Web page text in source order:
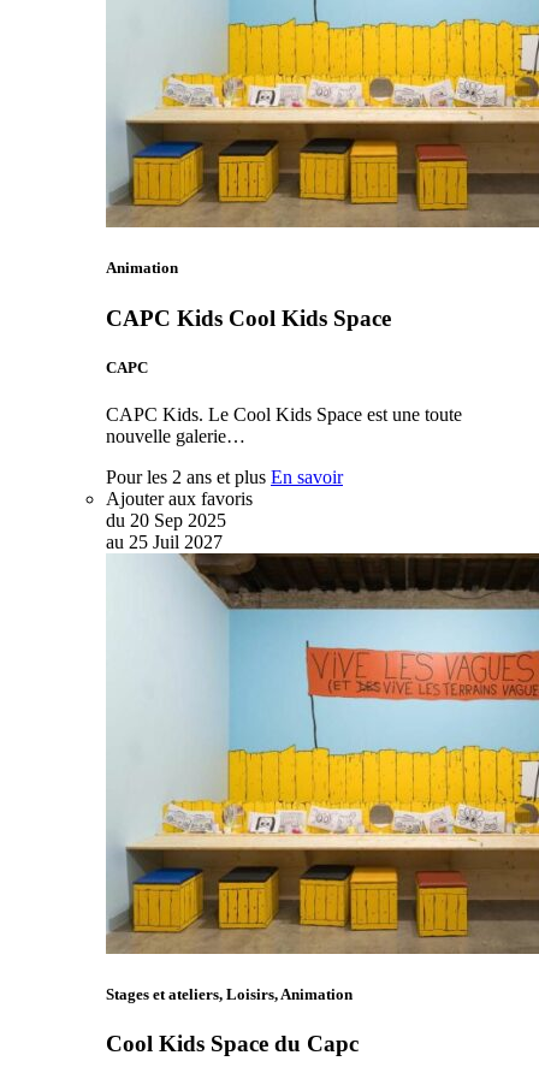
Animation
CAPC Kids Cool Kids Space
CAPC
CAPC Kids. Le Cool Kids Space est une toute
nouvelle galerie…
Pour les 2 ans et plus En savoir
Ajouter aux favoris
du 20 Sep 2025
au 25 Juil 2027
Stages et ateliers, Loisirs, Animation
Cool Kids Space du Capc